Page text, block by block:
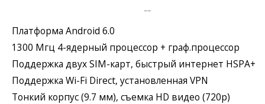
--
Платформа Android 6.0
1300 Мгц 4-ядерный процессор + граф.процессор
Поддержка двух SIM-карт, быстрый интернет HSPA+
Поддержка Wi-Fi Direct, установленная VPN
Тонкий корпус (9.7 мм), съемка HD видео (720p)